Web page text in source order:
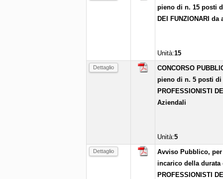
pieno di n. 15 posti
DEI FUNZIONARI
Unità:15
Dettaglio
CONCORSO
pieno di n. 5 posti di
PROFESSIONISTI
Aziendali
Unità:5
Dettaglio
Avviso Pubblico,
incarico della durata
PROFESSIONISTI